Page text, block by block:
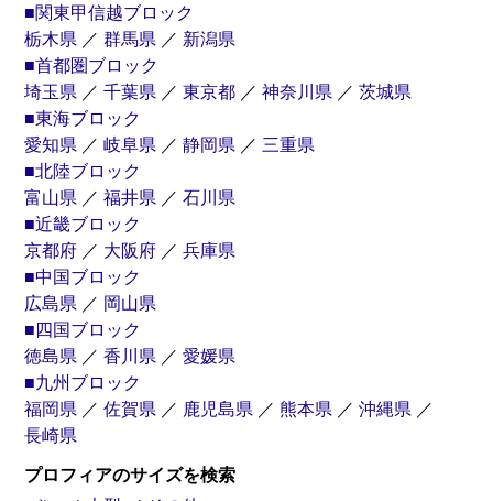
■関東甲信越ブロック
栃木県 ／ 群馬県 ／ 新潟県
■首都圏ブロック
埼玉県 ／ 千葉県 ／ 東京都 ／ 神奈川県 ／ 茨城県
■東海ブロック
愛知県 ／ 岐阜県 ／ 静岡県 ／ 三重県
■北陸ブロック
富山県 ／ 福井県 ／ 石川県
■近畿ブロック
京都府 ／ 大阪府 ／ 兵庫県
■中国ブロック
広島県 ／ 岡山県
■四国ブロック
徳島県 ／ 香川県 ／ 愛媛県
■九州ブロック
福岡県 ／ 佐賀県 ／ 鹿児島県 ／ 熊本県 ／ 沖縄県 ／
長崎県
プロフィアのサイズを検索